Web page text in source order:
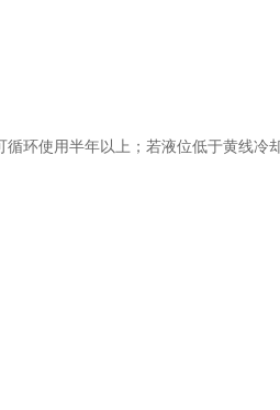
环使用半年以上；若液位低于黄线冷